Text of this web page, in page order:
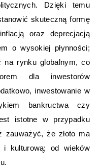
Dzięki temu
skuteczną formę
oraz deprecjacją
o wysokiej płynności;
na rynku globalnym, co
dla inwestorów
inwestowanie w
bankructwa czy
istotne w przypadku
zauważyć, że złoto ma
i kulturową; od wieków